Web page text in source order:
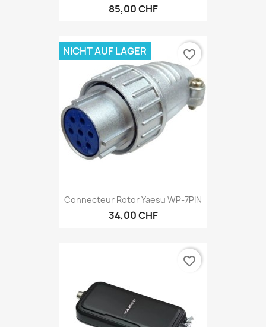
85,00 CHF
Connecteur Rotor Yaesu WP-7PIN
34,00 CHF
NICHT AUF LAGER favorite_border
favorite_border